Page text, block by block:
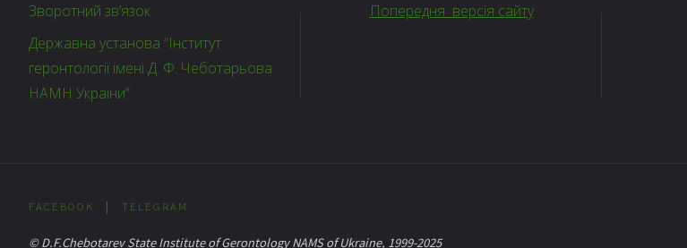
Зворотний зв’язок
Державна установа “Інститут
геронтології імені Д. Ф. Чеботарьова
НАМН України”
Попередня версія сайту
FACEBOOK | TELEGRAM
© D.F.Chebotarev State Institute of Gerontology NAMS of Ukraine, 1999-2025